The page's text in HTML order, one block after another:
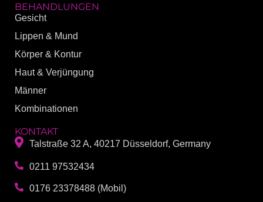
BEHANDLUNGEN
Gesicht
Lippen & Mund
Körper & Kontur
Haut & Verjüngung
Männer
Kombinationen
KONTAKT
Talstraße 32 A, 40217 Düsseldorf, Germany
0211 97532434
0176 23378488 (Mobil)